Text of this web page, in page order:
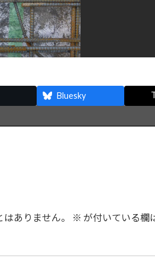
Bluesky
ありません。 ※ が付いている欄